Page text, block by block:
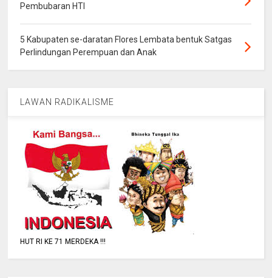
Pembubaran HTI
5 Kabupaten se-daratan Flores Lembata bentuk Satgas
Perlindungan Perempuan dan Anak
LAWAN RADIKALISME
HUT RI KE 71 MERDEKA !!!